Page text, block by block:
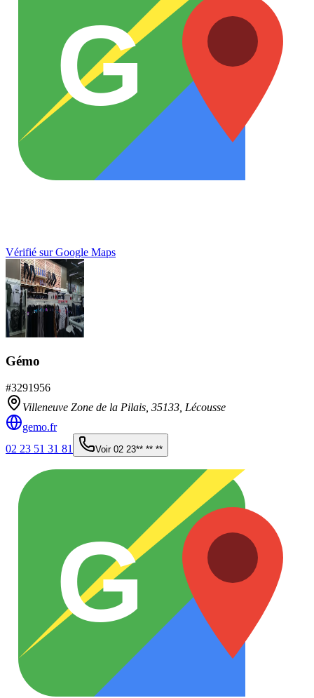
G
Vérifié sur Google Maps
Gémo
#3291956
Villeneuve Zone de la Pilais, 35133, Lécousse
gemo.fr
02 23 51 31 81
Voir 02 23** ** **
G